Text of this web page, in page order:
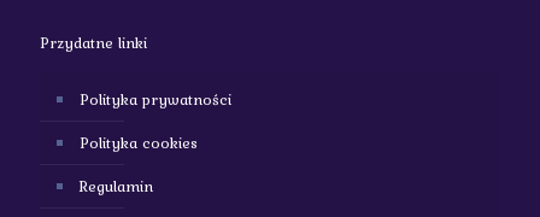
Przydatne linki
Polityka prywatności
Polityka cookies
Regulamin